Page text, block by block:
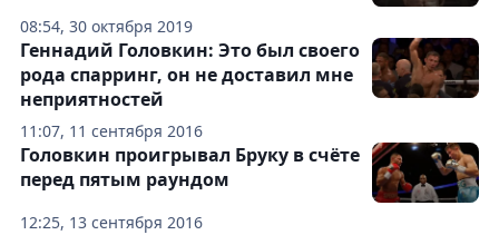
08:54, 30 октября 2019
11:07, 11 сентября 2016
Геннадий Головкин: Это был своего
рода спарринг, он не доставил мне
неприятностей
12:25, 13 сентября 2016
Головкин проигрывал Бруку в счёте
перед пятым раундом